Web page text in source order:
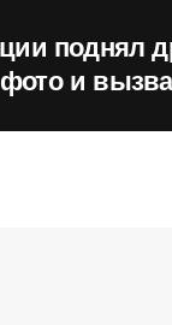
поднял
и